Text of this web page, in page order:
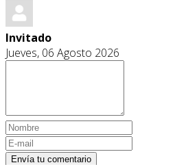
Invitado
Jueves, 06 Agosto 2026
Envía tu comentario